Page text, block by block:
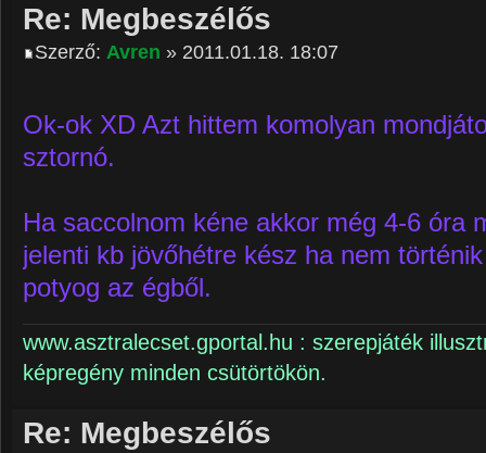
Re: Megbeszélős
Szerző: Avren » 2011.01.18. 18:07
Ok-ok XD Azt hittem komolyan
sztornó.
Ha saccolnom kéne akkor még 4-6 óra
jelenti kb jövőhétre kész ha nem
potyog az égből.
www.asztralecset.gportal.hu : szerepjáték
képregény minden csütörtökön.
Re: Megbeszélős